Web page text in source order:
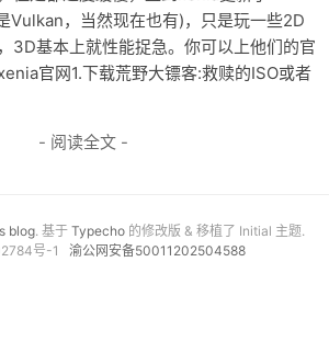
友情链接
Vulkan，当然现在也有)，只是玩一些2D
3D基本上就性能捉急。你可以上他们的官
官网1.下载荒野大镖客:救赎的ISO或者
- 阅读全文 -
blog. 基于 Typecho 的修改版 & 移植了 Initial 主题.
号-1
渝公网安备50011202504588